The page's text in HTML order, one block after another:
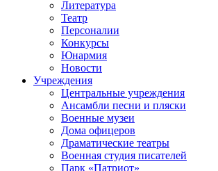
Литература
Театр
Персоналии
Конкурсы
Юнармия
Новости
Учреждения
Центральные учреждения
Ансамбли песни и пляски
Военные музеи
Дома офицеров
Драматические театры
Военная студия писателей
Парк «Патриот»